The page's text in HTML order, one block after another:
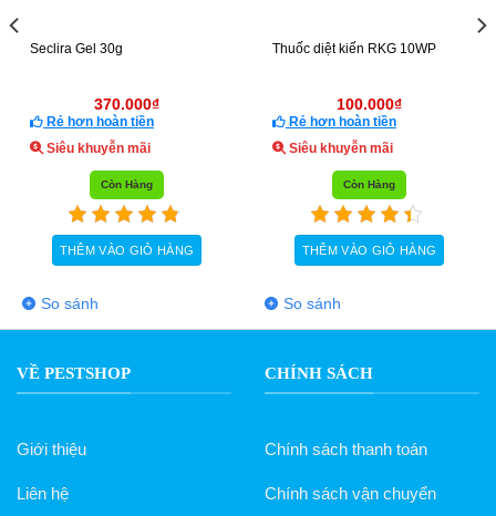
Thuốc diệt kiến Perme Plus
650.000
Rẻ hơn hoàn tiền
Siêu khuyễn mãi
Còn Hàng
THÊM VÀO GIỎ HÀNG
So sánh
Thuốc Diệt Kiến Pekacon
70.000
Rẻ hơn hoàn tiền
Siêu khuyễn mãi
Còn Hàng
THÊM VÀO GIỎ HÀNG
So sánh
VỀ PESTSHOP
Giới thiệu
Liên hệ
CHÍNH SÁCH
Chính sách thanh toán
Chính sách vận chuyển